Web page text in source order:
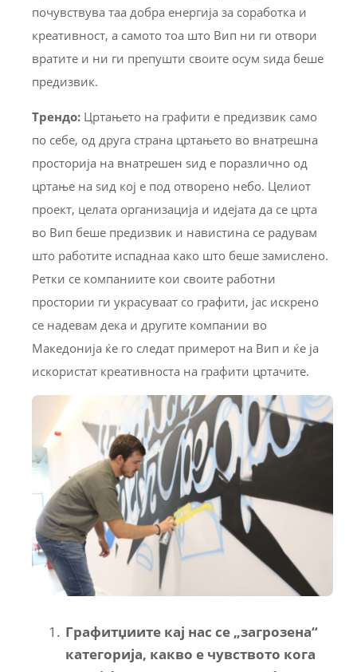
почувствува таа добра енергија за соработка и
креативност, а самото тоа што Вип ни ги отвори
вратите и ни ги препушти своите осум ѕида беше
предизвик.
Трендо: Цртањето на графити е предизвик само
по себе, од друга страна цртањето во внатрешна
просторија на внатрешен ѕид е поразлично од
цртање на ѕид кој е под отворено небо. Целиот
проект, целата организација и идејата да се црта
во Вип беше предизвик и навистина се радувам
што работите испаднаа како што беше замислено.
Ретки се компаниите кои своите работни
простории ги украсуваат со графити, јас искрено
се надевам дека и другите компании во
Македонија ќе го следат примерот на Вип и ќе ја
искористат креативноста на графити цртачите.
Графитџиите кај нас се „загрозена“
категорија, какво е чувството кога